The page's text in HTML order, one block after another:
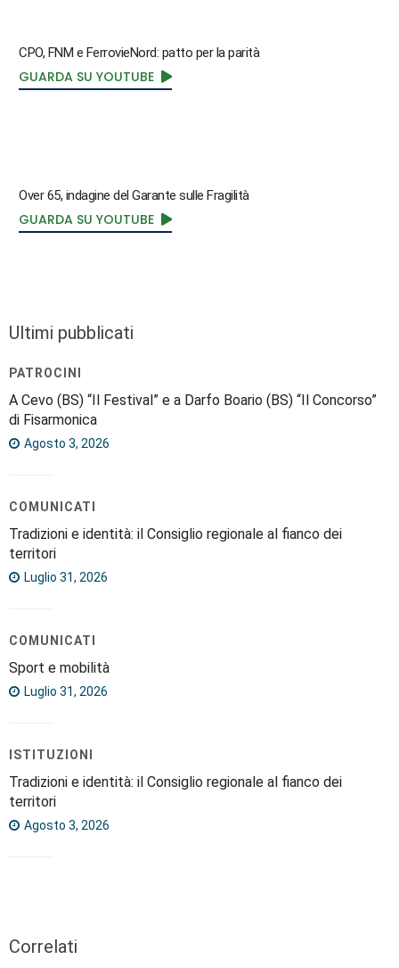
CPO, FNM e FerrovieNord: patto per la parità
GUARDA SU YOUTUBE
Over 65, indagine del Garante sulle Fragilità
GUARDA SU YOUTUBE
Ultimi pubblicati
PATROCINI
A Cevo (BS) “Il Festival” e a Darfo Boario (BS) “Il Concorso”
di Fisarmonica
Agosto 3, 2026
COMUNICATI
Tradizioni e identità: il Consiglio regionale al fianco dei
territori
Luglio 31, 2026
COMUNICATI
Sport e mobilità
Luglio 31, 2026
ISTITUZIONI
Tradizioni e identità: il Consiglio regionale al fianco dei
territori
Agosto 3, 2026
Correlati